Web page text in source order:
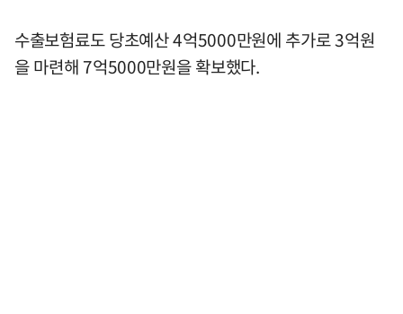
수출보험료도 당초예산 4억5000만원에 추가로 3억원
을 마련해 7억5000만원을 확보했다.